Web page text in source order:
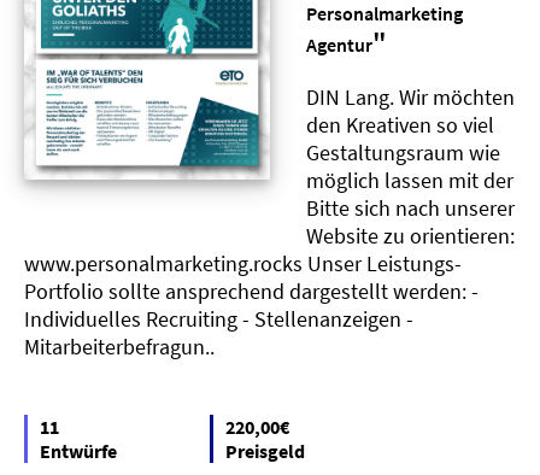
Personalmarketing
Agentur"
DIN Lang. Wir möchten
den Kreativen so viel
Gestaltungsraum wie
möglich lassen mit der
Bitte sich nach unserer
Website zu orientieren:
www.personalmarketing.rocks Unser Leistungs-
Portfolio sollte ansprechend dargestellt werden: -
Individuelles Recruiting - Stellenanzeigen -
Mitarbeiterbefragun..
11
Entwürfe
220,00€
Preisgeld